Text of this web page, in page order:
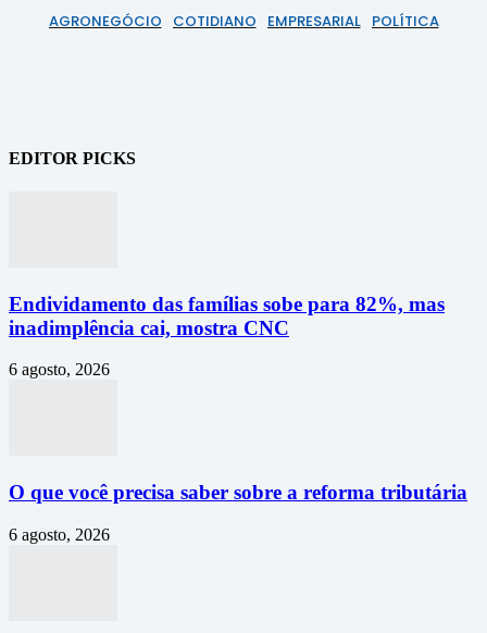
AGRONEGÓCIO
COTIDIANO EMPRESARIAL POLÍTICA
EDITOR PICKS
Endividamento das famílias sobe para 82%, mas
inadimplência cai, mostra CNC
6 agosto, 2026
O que você precisa saber sobre a reforma tributária
6 agosto, 2026